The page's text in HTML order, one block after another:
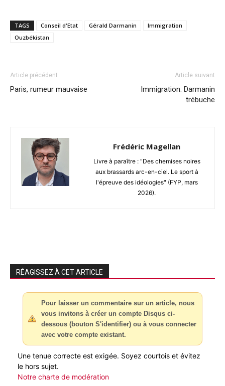
TAGS Conseil d'Etat Gérald Darmanin
Immigration
Ouzbékistan
Article précédent
Paris, rumeur mauvaise
Article suivant
Immigration: Darmanin
trébuche
Frédéric Magellan
Livre à paraître : "Des chemises noires
aux brassards arc-en-ciel. Le sport à
l'épreuve des idéologies" (FYP, mars
2026).
RÉAGISSEZ À CET ARTICLE
Pour laisser un commentaire sur un article, nous
vous invitons à créer un compte Disqus ci-
dessous (bouton S'identifier) ou à vous connecter
avec votre compte existant.
Une tenue correcte est exigée. Soyez courtois et évitez
le hors sujet.
Notre charte de modération